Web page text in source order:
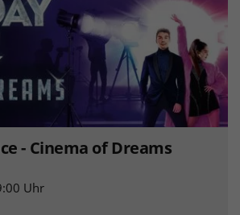
- Cinema of Dreams
Uhr